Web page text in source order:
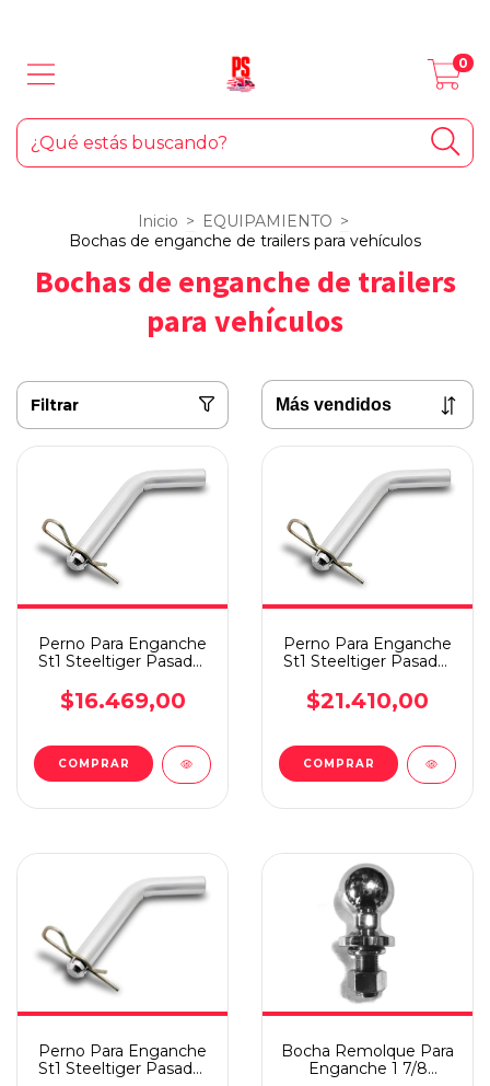
0
Inicio > EQUIPAMIENTO >
Bochas de enganche de trailers para vehículos
Bochas de enganche de trailers
para vehículos
Filtrar
Perno Para Enganche
St1 Steeltiger Pasador
$16.469,00
Perno Para Enganche
St1 Steeltiger Pasador
$21.410,00
Perno Para Enganche
St1 Steeltiger Pasador
Bocha Remolque Para
Enganche 1 7/8